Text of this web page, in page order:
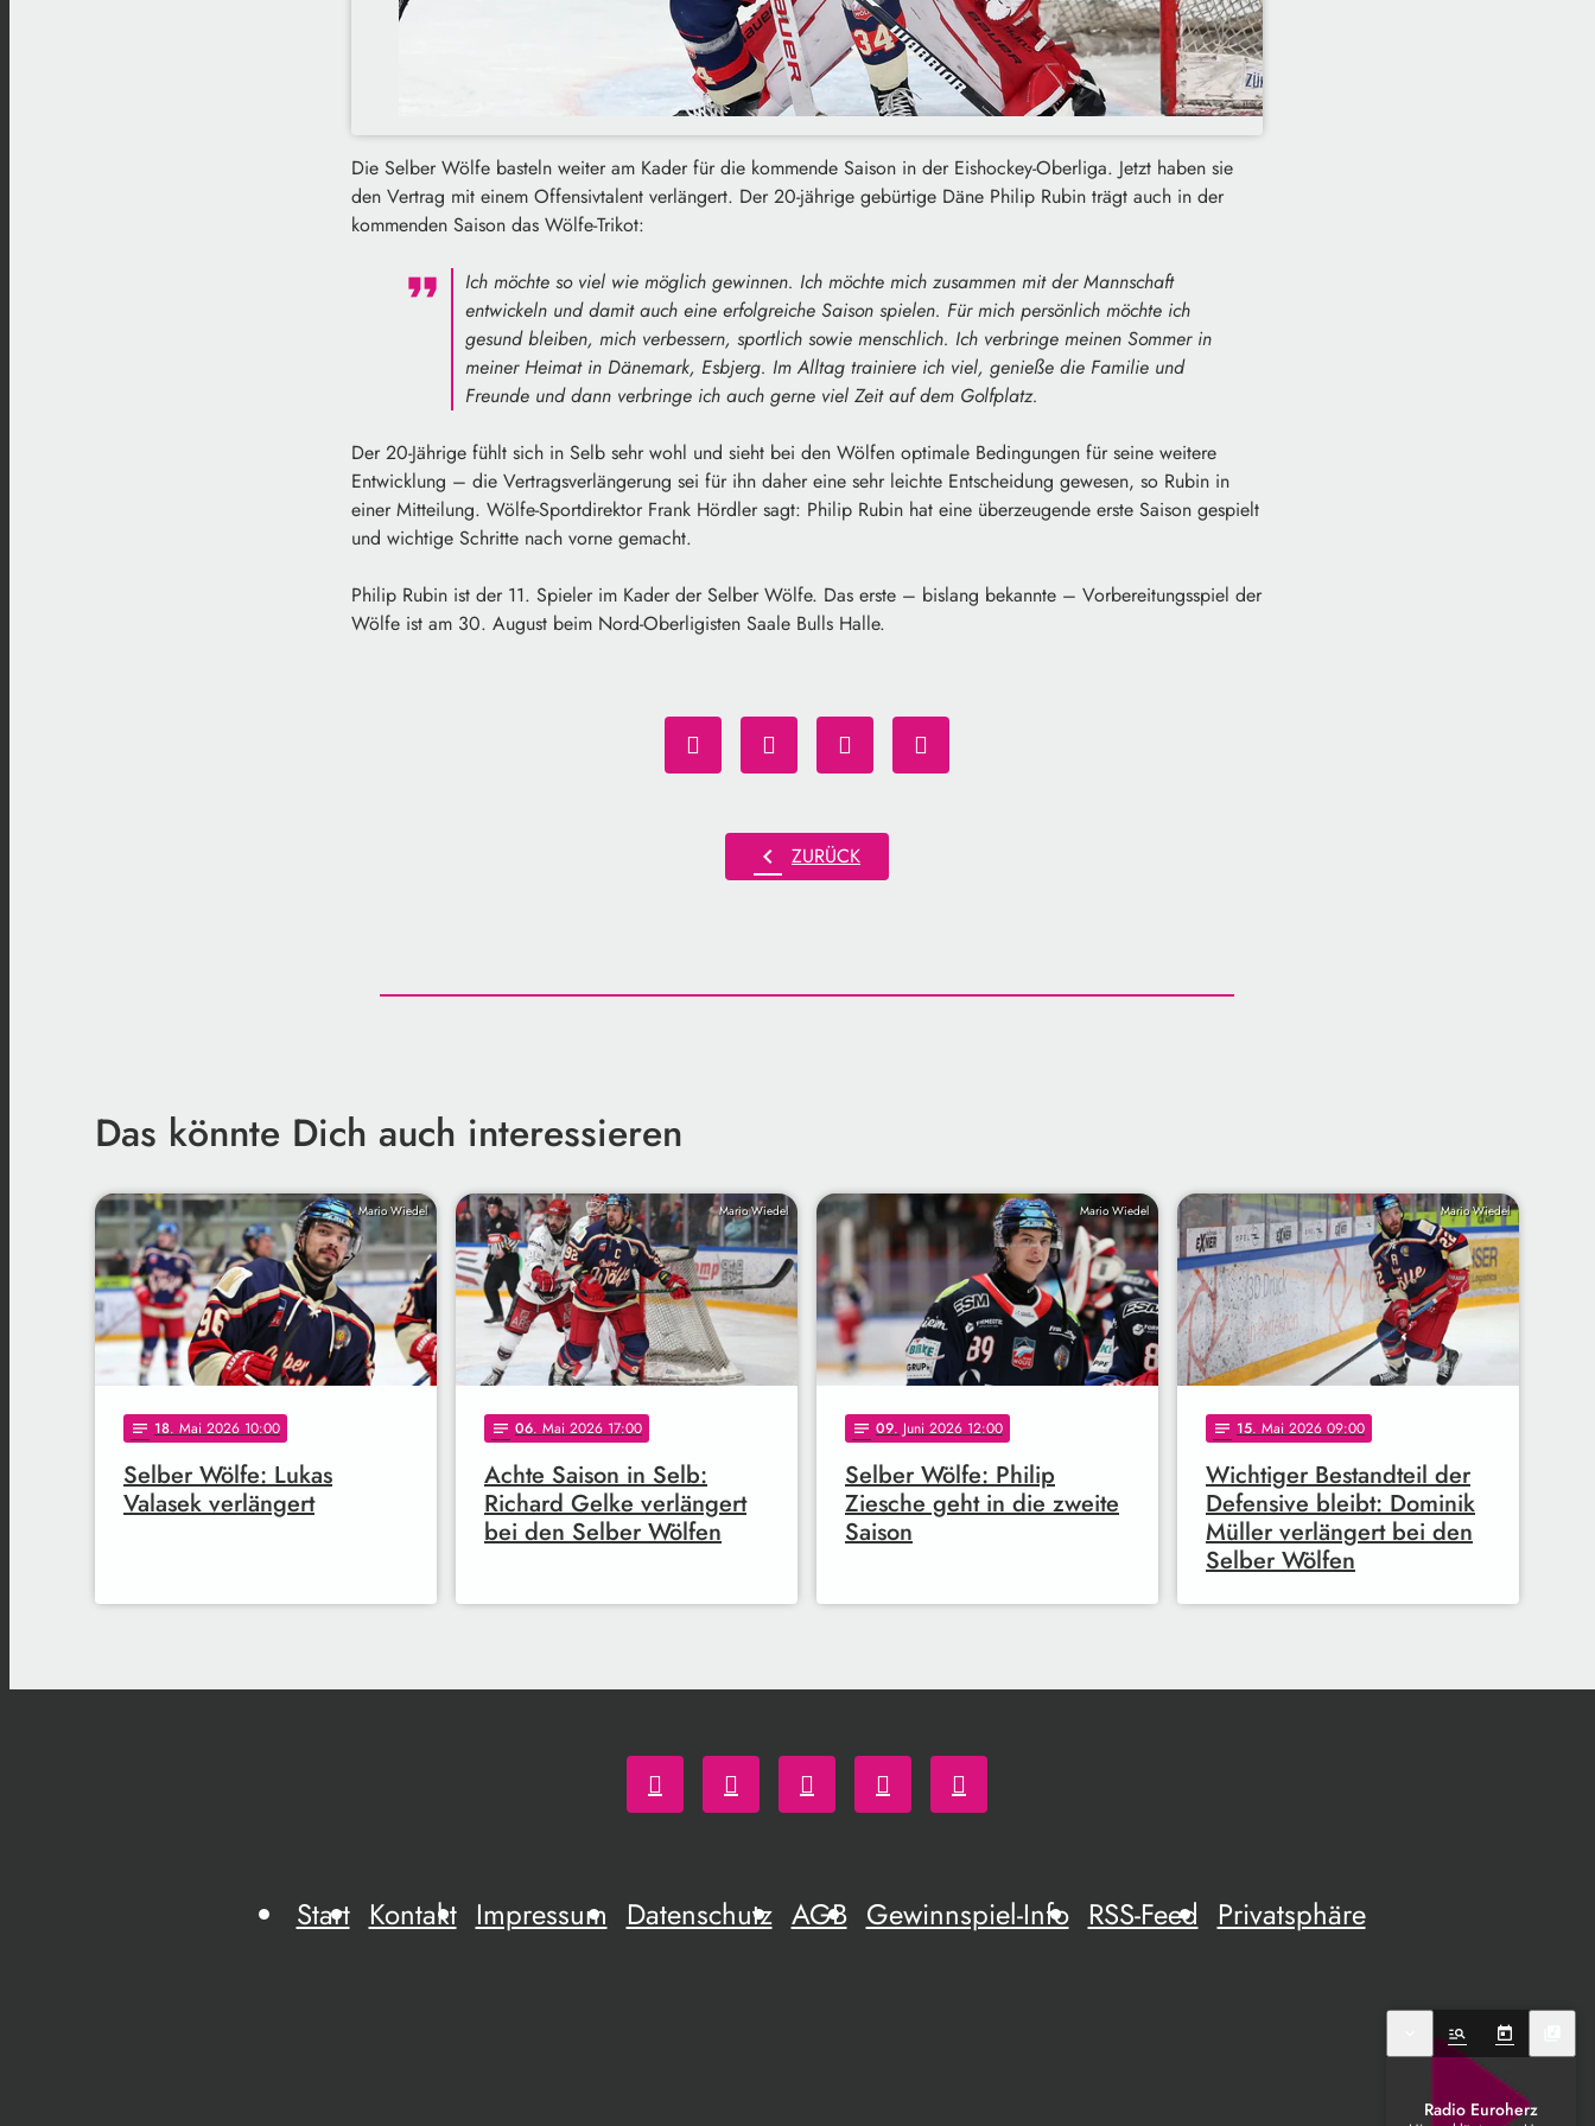
Die Selber Wölfe basteln weiter am Kader für die kommende Saison in der Eishockey-Oberliga. Jetzt haben sie
den Vertrag mit einem Offensivtalent verlängert. Der 20-jährige gebürtige Däne Philip Rubin trägt auch in der
kommenden Saison das Wölfe-Trikot:
Ich möchte so viel wie möglich gewinnen. Ich möchte mich zusammen mit der Mannschaft
entwickeln und damit auch eine erfolgreiche Saison spielen. Für mich persönlich möchte ich
gesund bleiben, mich verbessern, sportlich sowie menschlich. Ich verbringe meinen Sommer in
meiner Heimat in Dänemark, Esbjerg. Im Alltag trainiere ich viel, genieße die Familie und
Freunde und dann verbringe ich auch gerne viel Zeit auf dem Golfplatz.
Der 20-Jährige fühlt sich in Selb sehr wohl und sieht bei den Wölfen optimale Bedingungen für seine weitere
Entwicklung – die Vertragsverlängerung sei für ihn daher eine sehr leichte Entscheidung gewesen, so Rubin in
einer Mitteilung. Wölfe-Sportdirektor Frank Hördler sagt: Philip Rubin hat eine überzeugende erste Saison gespielt
und wichtige Schritte nach vorne gemacht.
Philip Rubin ist der 11. Spieler im Kader der Selber Wölfe. Das erste – bislang bekannte – Vorbereitungsspiel der
Wölfe ist am 30. August beim Nord-Oberligisten Saale Bulls Halle.
chevron_left ZURÜCK
Das könnte Dich auch interessieren
Mario Wiedel
notes 18. Mai 2026 10:00
Selber Wölfe: Lukas
Valasek verlängert
Mario Wiedel
notes 06. Mai 2026 17:00
Achte Saison in Selb:
Richard Gelke verlängert
bei den Selber Wölfen
Mario Wiedel
notes 09. Juni 2026 12:00
Selber Wölfe: Philip
Ziesche geht in die zweite
Saison
Mario Wiedel
notes 15. Mai 2026 09:00
Wichtiger Bestandteil der
Defensive bleibt: Dominik
Müller verlängert bei den
Selber Wölfen
Start Kontakt Impressum Datenschutz AGB Gewinnspiel-Info RSS-Feed Privatsphäre
manage_search today
Radio Euroherz